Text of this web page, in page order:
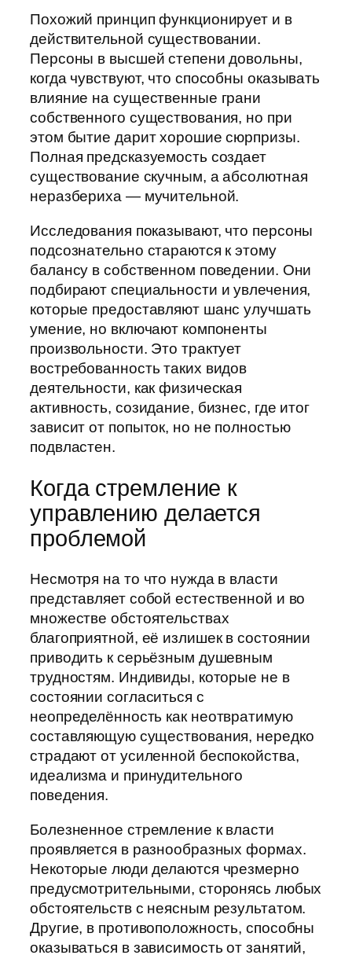
Похожий принцип функционирует и в
действительной существовании.
Персоны в высшей степени довольны,
когда чувствуют, что способны оказывать
влияние на существенные грани
собственного существования, но при
этом бытие дарит хорошие сюрпризы.
Полная предсказуемость создает
существование скучным, а абсолютная
неразбериха — мучительной.
Исследования показывают, что персоны
подсознательно стараются к этому
балансу в собственном поведении. Они
подбирают специальности и увлечения,
которые предоставляют шанс улучшать
умение, но включают компоненты
произвольности. Это трактует
востребованность таких видов
деятельности, как физическая
активность, созидание, бизнес, где итог
зависит от попыток, но не полностью
подвластен.
Когда стремление к
управлению делается
проблемой
Несмотря на то что нужда в власти
представляет собой естественной и во
множестве обстоятельствах
благоприятной, её излишек в состоянии
приводить к серьёзным душевным
трудностям. Индивиды, которые не в
состоянии согласиться с
неопределённость как неотвратимую
составляющую существования, нередко
страдают от усиленной беспокойства,
идеализма и принудительного
поведения.
Болезненное стремление к власти
проявляется в разнообразных формах.
Некоторые люди делаются чрезмерно
предусмотрительными, сторонясь любых
обстоятельств с неясным результатом.
Другие, в противоположность, способны
оказываться в зависимость от занятий,